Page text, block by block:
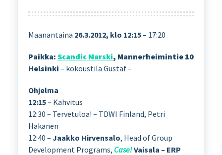
Maanantaina 26.3.2012, klo 12:15 – 17:20
Paikka: Scandic Marski, Mannerheimintie 10
Helsinki – kokoustila Gustaf –
Ohjelma
12:15– Kahvitus
12:30 – Tervetuloa! – TDWI Finland, Petri
Hakanen
12:40 – Jaakko Hirvensalo, Head of Group
Development Programs, Case!Vaisala – ERP